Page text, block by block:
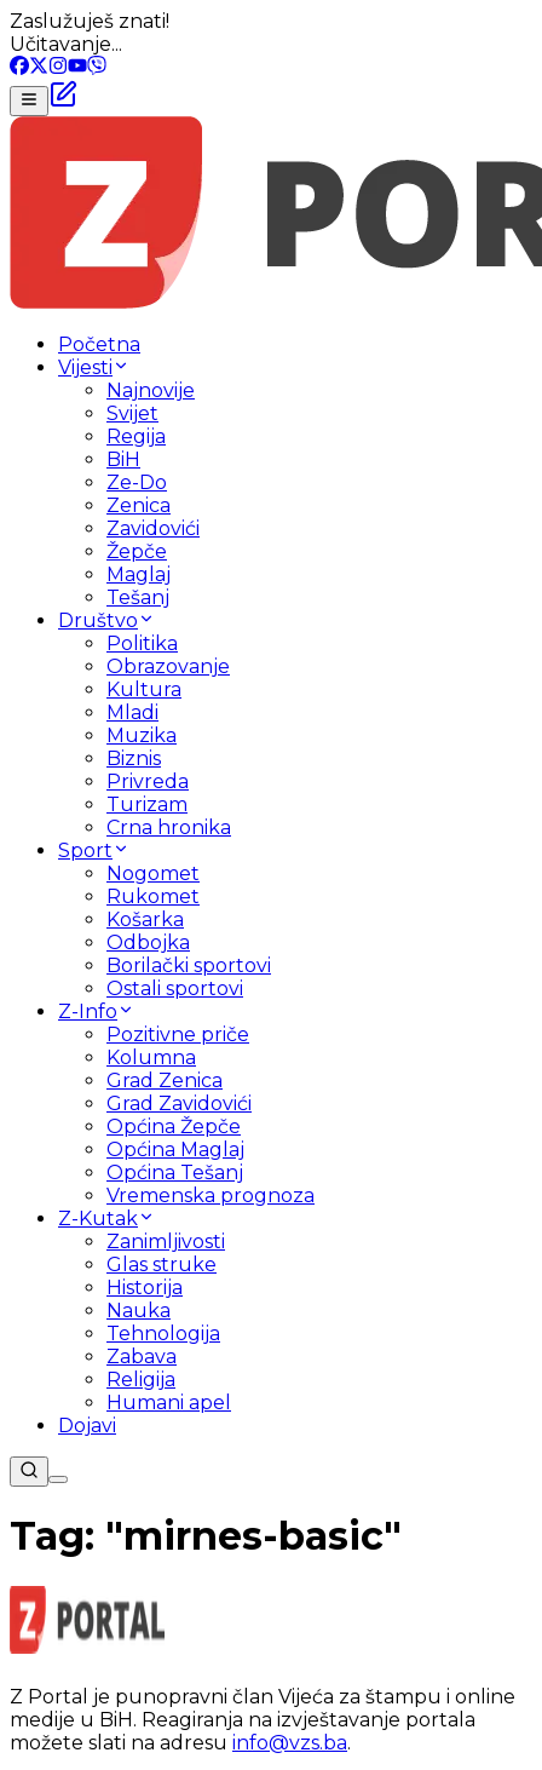
Zaslužuješ znati!
Učitavanje...
Početna
Vijesti
Najnovije
Svijet
Regija
BiH
Ze-Do
Zenica
Zavidovići
Žepče
Maglaj
Tešanj
Društvo
Politika
Obrazovanje
Kultura
Mladi
Muzika
Biznis
Privreda
Turizam
Crna hronika
Sport
Nogomet
Rukomet
Košarka
Odbojka
Borilački sportovi
Ostali sportovi
Z-Info
Pozitivne priče
Kolumna
Grad Zenica
Grad Zavidovići
Općina Žepče
Općina Maglaj
Općina Tešanj
Vremenska prognoza
Z-Kutak
Zanimljivosti
Glas struke
Historija
Nauka
Tehnologija
Zabava
Religija
Humani apel
Dojavi
Tag: "mirnes-basic"
Z Portal je punopravni član Vijeća za štampu i online
medije u BiH. Reagiranja na izvještavanje portala
možete slati na adresu info@vzs.ba.